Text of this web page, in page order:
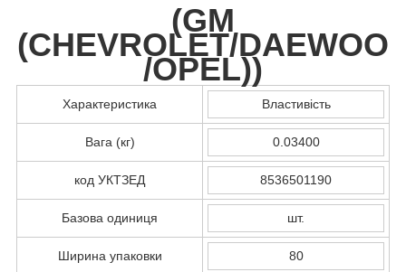
(GM
(CHEVROLET/DAEWOO
/OPEL))
Характеристика Властивість
Вага (кг) 0.03400
код УКТЗЕД 8536501190
Базова одиниця шт.
Ширина упаковки 80